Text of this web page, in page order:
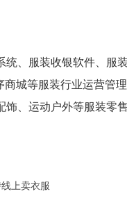
、服装收银软件、服
城等服装行业运营管
、运动户外等服装零
上卖衣服